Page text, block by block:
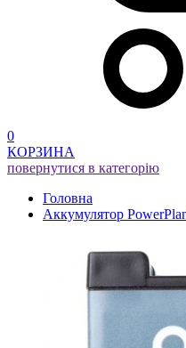
0
КОРЗИНА
повернутися в категорію
Головна
Aккумулятор